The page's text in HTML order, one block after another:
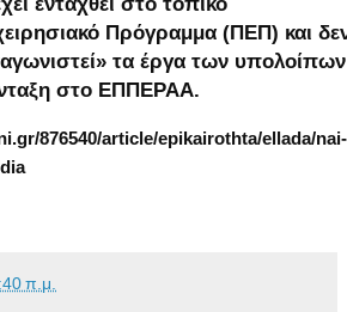
Πρόγραμμα (ΠΕΠ) και
τα έργα των υπολοίπων
στο ΕΠΠΕΡΑΑ.
876540/article/epikairothta/ellada/nai-
π.μ.